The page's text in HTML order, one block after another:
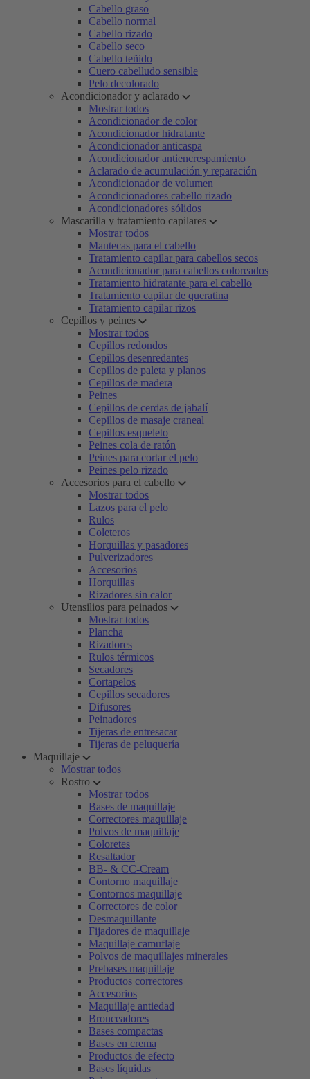
Cabello graso
Cabello normal
Cabello rizado
Cabello seco
Cabello teñido
Cuero cabelludo sensible
Pelo decolorado
Acondicionador y aclarado
Mostrar todos
Acondicionador de color
Acondicionador hidratante
Acondicionador anticaspa
Acondicionador antiencrespamiento
Aclarado de acumulación y reparación
Acondicionador de volumen
Acondicionadores cabello rizado
Acondicionadores sólidos
Mascarilla y tratamiento capilares
Mostrar todos
Mantecas para el cabello
Tratamiento capilar para cabellos secos
Acondicionador para cabellos coloreados
Tratamiento hidratante para el cabello
Tratamiento capilar de queratina
Tratamiento capilar rizos
Cepillos y peines
Mostrar todos
Cepillos redondos
Cepillos desenredantes
Cepillos de paleta y planos
Cepillos de madera
Peines
Cepillos de cerdas de jabalí
Cepillos de masaje craneal
Cepillos esqueleto
Peines cola de ratón
Peines para cortar el pelo
Peines pelo rizado
Accesorios para el cabello
Mostrar todos
Lazos para el pelo
Rulos
Coleteros
Horquillas y pasadores
Pulverizadores
Accesorios
Horquillas
Rizadores sin calor
Utensilios para peinados
Mostrar todos
Plancha
Rizadores
Rulos térmicos
Secadores
Cortapelos
Cepillos secadores
Difusores
Peinadores
Tijeras de entresacar
Tijeras de peluquería
Maquillaje
Mostrar todos
Rostro
Mostrar todos
Bases de maquillaje
Correctores maquillaje
Polvos de maquillaje
Coloretes
Resaltador
BB- & CC-Cream
Contorno maquillaje
Contornos maquillaje
Correctores de color
Desmaquillante
Fijadores de maquillaje
Maquillaje camuflaje
Polvos de maquillajes minerales
Prebases maquillaje
Productos correctores
Accesorios
Maquillaje antiedad
Bronceadores
Bases compactas
Bases en crema
Productos de efecto
Bases líquidas